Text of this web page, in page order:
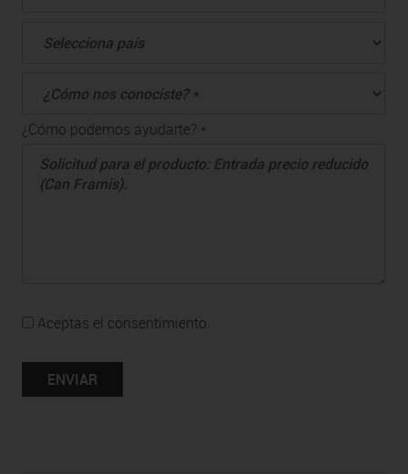
¿Cómo podemos ayudarte? *
Aceptas el consentimiento.